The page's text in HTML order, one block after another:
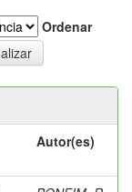
Ordenar
Autor(es)